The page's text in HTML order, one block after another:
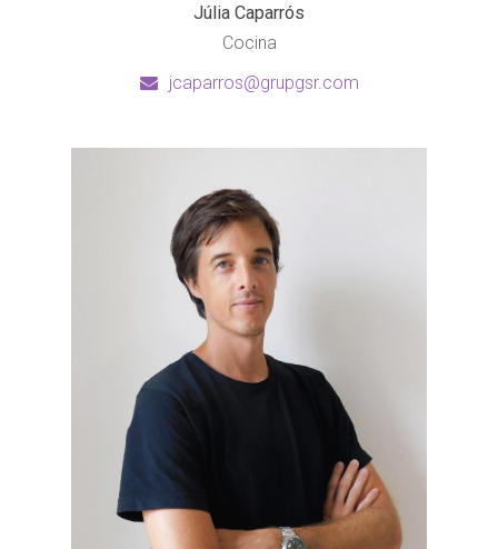
Júlia Caparrós
Cocina
jcaparros@grupgsr.com